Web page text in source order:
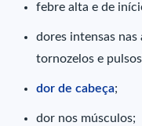
febre alta e de
dores intensas nas
tornozelos e
dor de cabeça;
dor nos músculos;